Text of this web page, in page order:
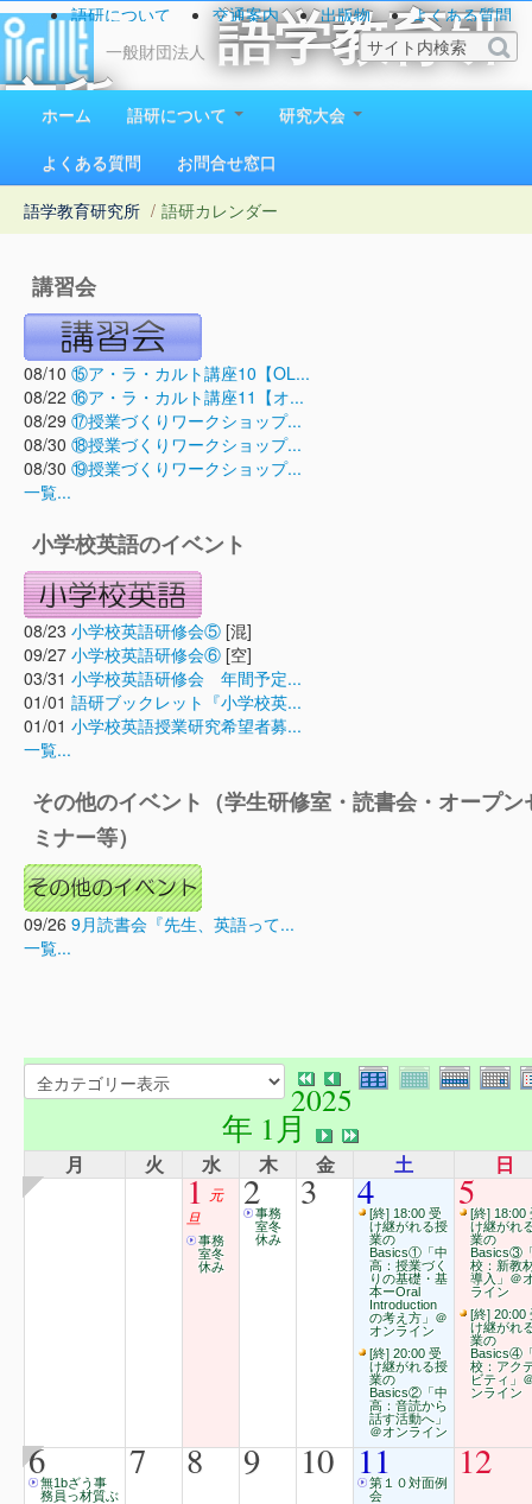
一般財団法人
語学教育研
究所
1923（大正12）年創立
語研について 交通案内 出版物
よくある質問
お問い合わせ
ホーム 語研について
研究大会
よくある質問
お問合せ窓口
語学教育研究所 / 語研カレンダー
講習会
08/10 ⑮ア・ラ・カルト講座10【OL...
08/22 ⑯ア・ラ・カルト講座11【オ...
08/29 ⑰授業づくりワークショップ...
08/30 ⑱授業づくりワークショップ...
08/30 ⑲授業づくりワークショップ...
一覧...
小学校英語のイベント
08/23 小学校英語研修会⑤ [混]
09/27 小学校英語研修会⑥ [空]
03/31 小学校英語研修会 年間予定...
01/01 語研ブックレット『小学校英...
01/01 小学校英語授業研究希望者募...
一覧...
その他のイベント（学生研修室・読書会・オープン
ミナー等）
09/26 9月読書会『先生、英語って...
一覧...
2025
年 1月
月 火 水 木 金 土 日
1 元
旦
事務
室冬
休み
2事務
室冬
休み
3 4[終] 18:00 受
け継がれる授
業の
Basics①「中
高：授業づく
りの基礎・基
本ーOral
Introduction
の考え方」＠
オンライン
[終] 20:00 受
け継がれる授
業の
Basics②「中
高：音読から
話す活動へ」
＠オンライン
5[終] 18:00
け継がれ
業の
Basics③
校：新教
導入」＠
ライン
[終] 20:00
け継がれ
業の
Basics④
校：アク
ビティ」
ンライン
6無1bざう事
務員っ材質ぶ
7 8 9 10 11
第１０対面例
会
12